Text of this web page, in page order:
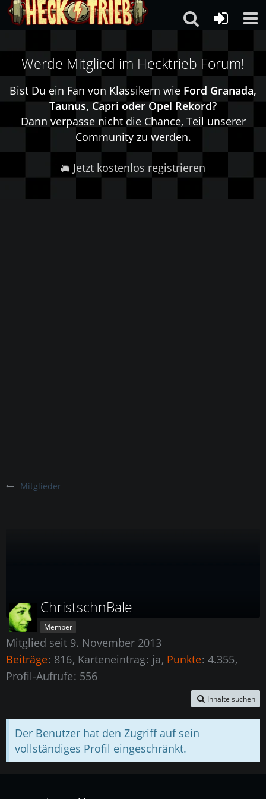
Werde Mitglied im Hecktrieb Forum!
Bist Du ein Fan von Klassikern wie Ford Granada,
Taunus, Capri oder Opel Rekord?
Dann verpasse nicht die Chance, Teil unserer
Community zu werden.
🚘 Jetzt kostenlos registrieren
Mitglieder
ChristschnBale
Member
Mitglied seit 9. November 2013
Beiträge 816 Karteneintrag ja Punkte 4.355
Profil-Aufrufe 556
Inhalte suchen
Der Benutzer hat den Zugriff auf sein
vollständiges Profil eingeschränkt.